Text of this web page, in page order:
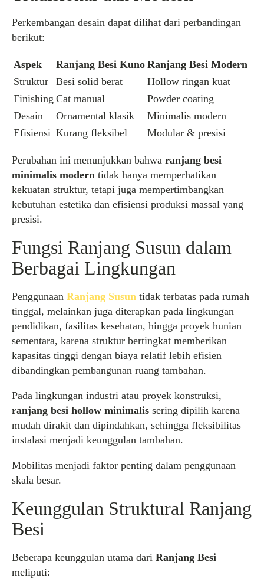
Perkembangan desain dapat dilihat dari perbandingan
berikut:
Aspek Ranjang Besi Kuno Ranjang Besi Modern
Struktur
Besi solid berat
Hollow ringan kuat
Finishing Cat manual
Powder coating
Desain
Ornamental klasik
Minimalis modern
Efisiensi Kurang fleksibel Modular & presisi
Perubahan ini menunjukkan bahwa ranjang besi
minimalis modern tidak hanya memperhatikan
kekuatan struktur, tetapi juga mempertimbangkan
kebutuhan estetika dan efisiensi produksi massal yang
presisi.
Fungsi Ranjang Susun dalam
Berbagai Lingkungan
Penggunaan Ranjang Susun tidak terbatas pada rumah
tinggal, melainkan juga diterapkan pada lingkungan
pendidikan, fasilitas kesehatan, hingga proyek hunian
sementara, karena struktur bertingkat memberikan
kapasitas tinggi dengan biaya relatif lebih efisien
dibandingkan pembangunan ruang tambahan.
Pada lingkungan industri atau proyek konstruksi,
ranjang besi hollow minimalis sering dipilih karena
mudah dirakit dan dipindahkan, sehingga fleksibilitas
instalasi menjadi keunggulan tambahan.
Mobilitas menjadi faktor penting dalam penggunaan
skala besar.
Keunggulan Struktural Ranjang
Besi
Beberapa keunggulan utama dari Ranjang Besi
meliputi: